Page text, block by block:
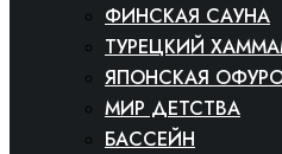
ФИНСКАЯ САУНА
ТУРЕЦКИЙ
ЯПОНСКАЯ
МИР ДЕТСТВА
БАССЕЙН